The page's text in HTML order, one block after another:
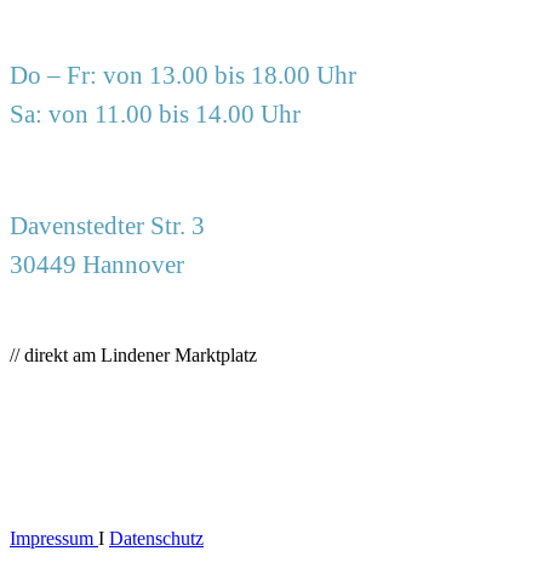
Do – Fr: von 13.00 bis 18.00 Uhr
Sa: von 11.00 bis 14.00 Uhr
Davenstedter Str. 3
30449 Hannover
// direkt am Lindener Marktplatz
Impressum I Datenschutz